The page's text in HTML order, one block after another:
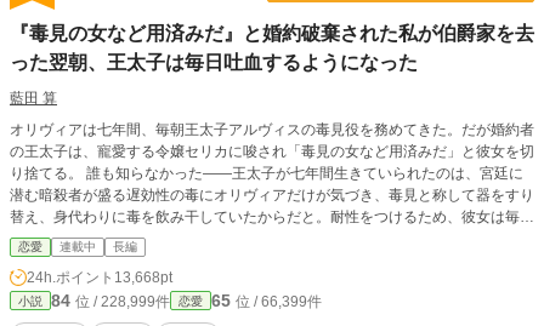
『毒見の女など用済みだ』と婚約破棄された私が伯爵家を去
った翌朝、王太子は毎日吐血するようになった
藍田 算
オリヴィアは七年間、毎朝王太子アルヴィスの毒見役を務めてきた。だが婚約者
の王太子は、寵愛する令嬢セリカに唆され「毒見の女など用済みだ」と彼女を切
り捨てる。 誰も知らなかった――王太子が七年間生きていられたのは、宮廷に
潜む暗殺者が盛る遅効性の毒にオリヴィアだけが気づき、毒見と称して器をすり
替え、身代わりに毒を飲み干していたからだと。耐性をつけるため、彼女は毎晩
自分に微量の毒を盛り続けてきた。 オリヴィアが伯爵家を去った翌朝から、王
太子は原因不明の吐血を始める。薬師の家系に生まれた彼女を拾ったのは、隣国
の若き宰相ユリウス。 沈黙のうちに献身を重ねた令嬢の、七年越しの静かな逆
転が始まる。
恋愛 連載中 長編
24h.ポイント 13,668pt
小説 84 位 / 228,999件 恋愛 65 位 / 66,399件